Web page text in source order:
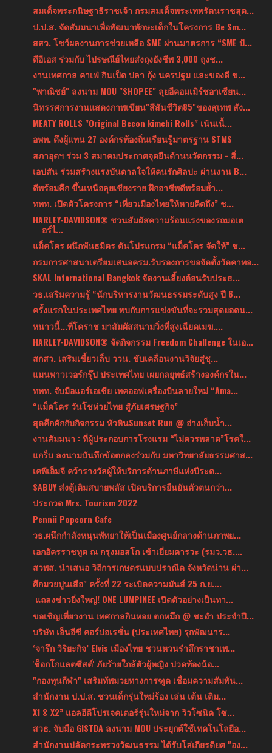
สมเด็จพระกนิษฐาธิราชเจ้า กรมสมเด็จพระเทพรัตนราชสุด...
ป.ป.ส. จัดสัมมนาเพื่อพัฒนาทักษะเด็กในโครงการ Be Sm...
สสว. โชว์ผลงานการช่วยเหลือ SME ผ่านมาตรการ “SME ปั...
ดีอีเอส ร่วมกับ ไปรษณีย์ไทยส่งถุงยังชีพ 3,000 ถุงช...
งานเทศกาล คาเฟ่ กินเป็ด ปลา กุ้ง นครปฐม และของดี ข...
"พาณิชย์" ลงนาม MOU "SHOPEE" ลุยอีคอมเมิร์ชอาเซียน...
นิทรรศการงานแสดงภาพเขียน"สีสันชีวิต85"ของสุเทพ สัง...
MEATY ROLLS "Original Becon kimchi Rolls" เน้นเนื้...
อพท. ดึงผู้แทน 27 องค์กรท้องถิ่นเรียนรู้มาตรฐาน STMS
สภาอุตฯ ร่วม 3 สมาคมประกาศจุดยืนด้านนวัตกรรม - สิ่...
เอปสัน ร่วมสร้างแรงบันดาลใจให้คนรักศิลปะ ผ่านงาน B...
ดีพร้อมคึก ขึ้นเหนือลุยเชียงราย ฝึกอาชีพดีพร้อมย้ำ...
ททท. เปิดตัวโครงการ “เที่ยวเมืองไทยให้หายคิดถึง” ช...
HARLEY-DAVIDSON® ชวนสัมผัสความร้อนแรงของรถมอเต
อร์ไ...
แม็คโคร ผนึกพันธมิตร ดันโปรแกรม “แม็คโคร จัดให้” ช...
กรมการศาสนาเตรียมเสนอครม.รับรองการขอจัดตั้งวัดคาทอ...
SKAL International Bangkok จัดงานเลี้ยงต้อนรับประธ...
วธ.เสริมความรู้ “นักบริหารงานวัฒนธรรมระดับสูง ปี 6...
ครั้งแรกในประเทศไทย พบกับการแข่งขันที่จะรวมสุดยอดน...
หนาวนี้...ที่โคราช มาสัมผัสสนามวิ่งที่สูงเฉียดเมฆ....
HARLEY-DAVIDSON® จัดกิจกรรม Freedom Challenge ในเอ...
สกสว. เสริมเขี้ยวเล็บ ววน. ขับเคลื่อนงานวิจัยสู่ชุ...
แมนพาวเวอร์กรุ๊ป ประเทศไทย เผยกลยุทธ์สร้างองค์กรใน...
ททท. จับมือแอร์เอเชีย เทคออฟเครื่องบินลายใหม่ “Ama...
“แม็คโคร วันโชห่วยไทย สู้ภัยเศรษฐกิจ”
สุดคึกคักกับกิจกรรม หัวหินSunset Run @ อ่างเก็บน้ำ...
งานสัมมนา : ที่ผู้ประกอบการโรงแรม “ไม่ควรพลาด”โรคใ...
แกร็บ ลงนามบันทึกข้อตกลงร่วมกับ มหาวิทยาลัยธรรมศาส...
เคพีเอ็มจี คว้ารางวัลผู้ให้บริการด้านภาษีแห่งปีระด...
SABUY ส่งตู้เติมสบายพลัส เปิดบริการยืนยันตัวตนกว่า...
ประกวด Mrs. Tourism 2022
Pennii Popcorn Cafe
วธ.ผนึกกำลังหนุนพัทยาให้เป็นเมืองศูนย์กลางด้านภาพย...
เอกอัครราชทูต ณ กรุงมอสโก เข้าเยี่ยมคารวะ (รมว.วธ....
สวพส. นำเสนอ วิถีการเกษตรแบบปราณีต จังหวัดน่าน ผ่า...
ศึกมวยปูนเสือ" ครั้งที่ 22 ระเบิดความมันส์ 25 ก.ย....
แถลงข่าวยิ่งใหญ่! ONE LUMPINEE เปิดตัวอย่างเป็นทา...
ขอเชิญเที่ยวงาน เทศกาลกินหอย ตกหมึก @ ชะอำ ประจำปี...
บริษัท เอ็นอีซี คอร์ปอเรชั่น (ประเทศไทย) รุกพัฒนาร...
‘จารึก วิริยะกิจ’ Elvis เมืองไทย ชวนหวนรำลึกราชาเพ...
'ช็อกโกแลตซีสต์' ภัยร้ายใกล้ตัวผู้หญิง ปวดท้องน้อ...
"กองทุนกีฬา" เสริมทัพมวยทางการฑูต เชื่อมความสัมพัน...
สำนักงาน ป.ป.ส. ชวนเด็กรุ่นใหม่ร้อง เล่น เต้น เติม...
X1 & X2” แอลอีดีโปรเจคเตอร์รุ่นใหม่จาก วิวโซนิค โซ...
สวธ. จับมือ GISTDA ลงนาม MOU ประยุกต์ใช้เทคโนโลยีอ...
สำนักงานปลัดกระทรวงวัฒนธรรม ได้รับโล่เกียรติยศ "อง...